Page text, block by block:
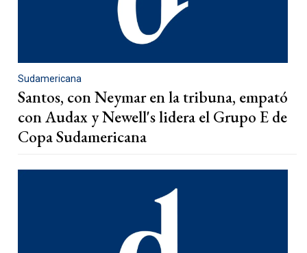
Sudamericana
Santos, con Neymar en la tribuna, empató
con Audax y Newell's lidera el Grupo E de
Copa Sudamericana